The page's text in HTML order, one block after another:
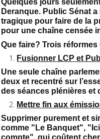
Quelques jours
Deranque. Public Sénat
tragique pour faire de la
pour une chaîne censée
Que faire? Trois
Fusionner LCP et
Une seule chaîne
deux et recentré sur
des séances plénières et
Mettre fin aux
Supprimer purement et
comme "Le Banquet",